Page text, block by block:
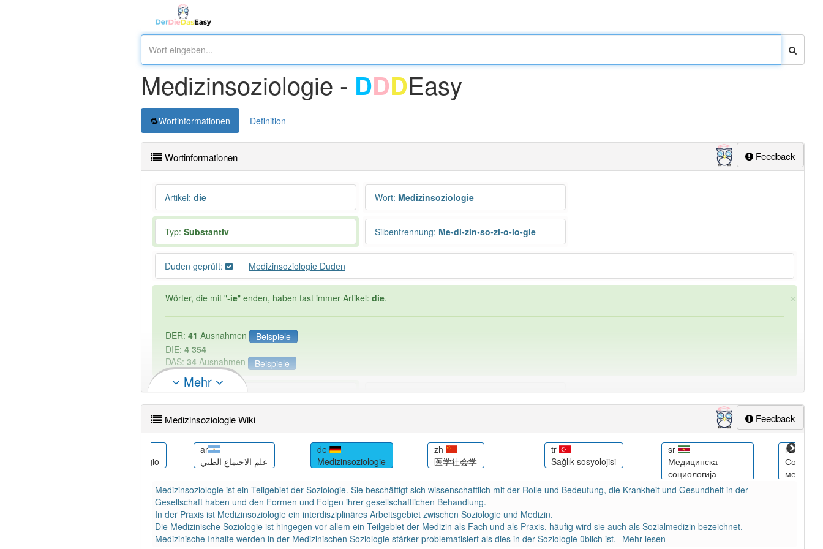
Medizinsoziologie - DDDEasy
Wortinformationen Definition
Feedback
Wortinformationen
Artikel: die Wort: Medizinsoziologie
Typ: Substantiv Silbentrennung: Me•di•zin•so•zi•o•lo•gie
Duden geprüft: Medizinsoziologie Duden
×
Wörter, die mit "-ie" enden, haben fast immer Artikel: die.
DER: 41 Ausnahmen
Beispiele
DIE: 4 354
DAS: 34 Ausnahmen Beispiele
PowerIndex:2 Häufigkeit: 2 von 10
Wörter mit Endung
aber mit einem anderen Artikel
die
Mehr
Feedback
Medizinsoziologie Wiki
Medicina sociologio
ar
علم الاجتماع الطبي
de
Medizinsoziologie
zh
医学社会学
tr
Sağlık sosyolojisi
sr
Медицинска
социологија
ru
Medizinsoziologie ist ein Teilgebiet der Soziologie. Sie beschäftigt sich wissenschaftlich mit der Rolle und Bedeutung, die Krankheit und Gesundheit in der
Gesellschaft haben und den Formen und Folgen ihrer gesellschaftlichen Behandlung.
In der Praxis ist Medizinsoziologie ein interdisziplinäres Arbeitsgebiet zwischen Soziologie und Medizin.
Die Medizinische Soziologie ist hingegen vor allem ein Teilgebiet der Medizin als Fach und als Praxis, häufig wird sie auch als Sozialmedizin bezeichnet.
Medizinische Inhalte werden in der Medizinischen Soziologie stärker problematisiert als dies in der Soziologie üblich ist. Mehr lesen